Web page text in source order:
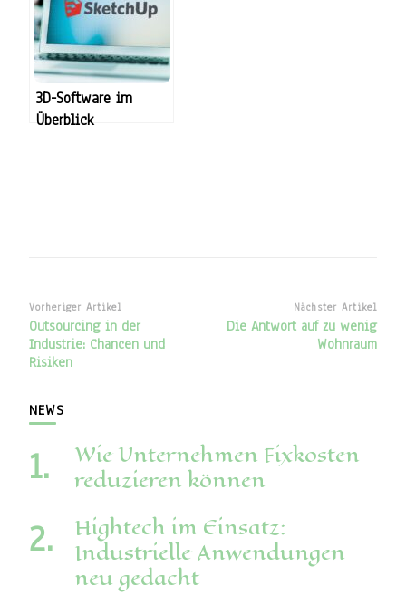
3D-Software im
Überblick
Beitragsnavigation
Vorheriger Artikel
Outsourcing in der
Industrie: Chancen und
Risiken
Nächster Artikel
Die Antwort auf zu wenig
Wohnraum
NEWS
Wie Unternehmen Fixkosten
reduzieren können
Hightech im Einsatz:
Industrielle Anwendungen
neu gedacht